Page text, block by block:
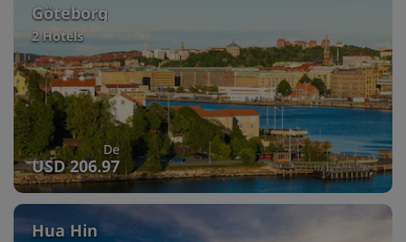
Göteborg
2 Hotels
De
USD 206.97
Hua Hin